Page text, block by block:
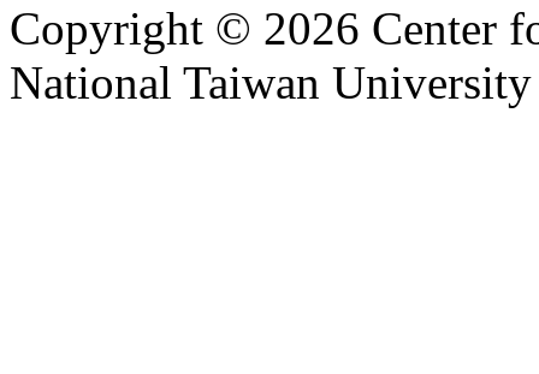
Copyright © 2026 Center
National Taiwan University